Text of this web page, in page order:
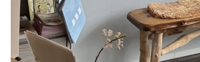
スタッフ紹介
アクセス